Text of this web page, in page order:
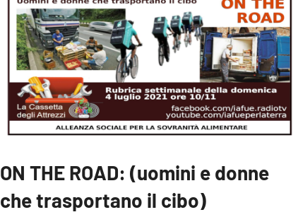
ON THE ROAD: (uomini e donne
che trasportano il cibo)